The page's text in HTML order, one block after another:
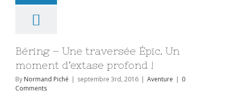
Béring – Une traversée Épic. Un
moment d’extase profond !
By Normand Piché | septembre 3rd, 2016 | Aventure | 0
Comments